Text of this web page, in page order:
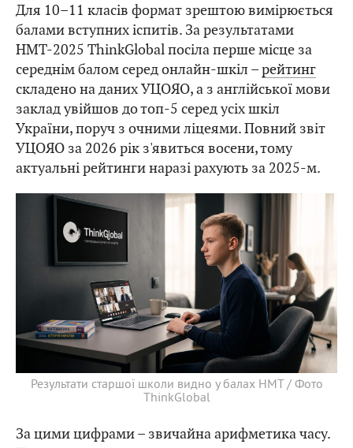
Для 10–11 класів формат зрештою вимірюється
балами вступних іспитів. За результатами
НМТ-2025 ThinkGlobal посіла перше місце за
середнім балом серед онлайн-шкіл –рейтинг
складено на даних УЦОЯО, а з англійської мови
заклад увійшов до топ-5 серед усіх шкіл
України, поруч з очними ліцеями. Повний звіт
УЦОЯО за 2026 рік з'явиться восени, тому
актуальні рейтинги наразі рахують за 2025-м.
Результати старшої школи видно у балах НМТ / Фото
ThinkGlobal
За цими цифрами – звичайна арифметика часу.